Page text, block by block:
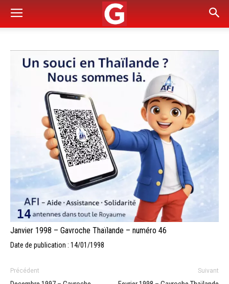
Janvier 1998 – Gavroche Thaïlande – numéro 46
Date de publication : 14/01/1998
Précédent Suivant